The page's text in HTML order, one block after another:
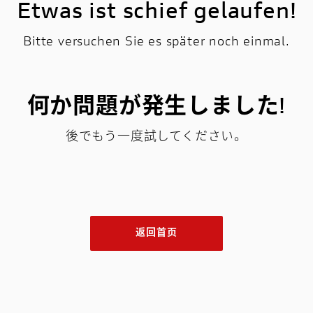
Etwas ist schief gelaufen!
Bitte versuchen Sie es später noch einmal.
何か問題が発生しました!
後でもう一度試してください。
返回首页